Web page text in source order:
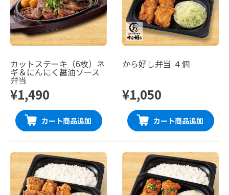
カットステーキ（6枚）ネ
ギ＆にんにく醤油ソース
弁当
¥1,490
カート商品追加
から好し弁当 ４個
¥1,050
カート商品追加